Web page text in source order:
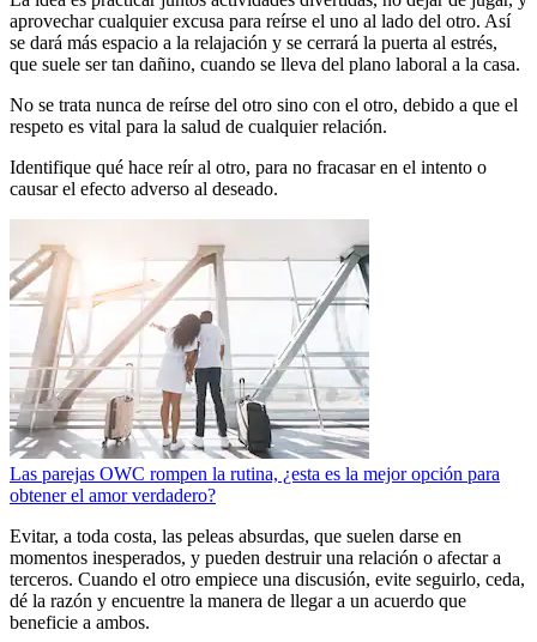
aprovechar cualquier excusa para reírse el uno al lado del otro. Así
se dará más espacio a la relajación y se cerrará la puerta al estrés,
que suele ser tan dañino, cuando se lleva del plano laboral a la casa.
No se trata nunca de reírse del otro sino con el otro, debido a que el
respeto es vital para la salud de cualquier relación.
Identifique qué hace reír al otro, para no fracasar en el intento o
causar el efecto adverso al deseado.
Las parejas OWC rompen la rutina, ¿esta es la mejor opción para
obtener el amor verdadero?
Evitar, a toda costa, las peleas absurdas, que suelen darse en
momentos inesperados, y pueden destruir una relación o afectar a
terceros. Cuando el otro empiece una discusión, evite seguirlo, ceda,
dé la razón y encuentre la manera de llegar a un acuerdo que
beneficie a ambos.